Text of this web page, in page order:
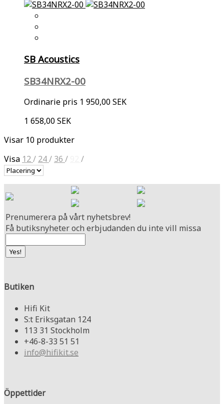
SB Acoustics
SB34NRX2-00
Ordinarie pris 1 950,00 SEK
1 658,00 SEK
Visar 10 produkter
Visa 12/ 24/ 36 / /
Prenumerera på vårt nyhetsbrev!
Få butiksnyheter och erbjudanden du inte vill missa
Butiken
Hifi Kit
S:t Eriksgatan 124
113 31 Stockholm
+46-8-33 51 51
info@hifikit.se
Öppettider